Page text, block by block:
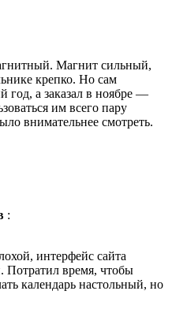
Магнит сильный,
крепко. Но сам
год, а заказал в ноябре —
им всего пару
внимательнее смотреть.
:
интерфейс сайта
Потратил время, чтобы
календарь настольный, но